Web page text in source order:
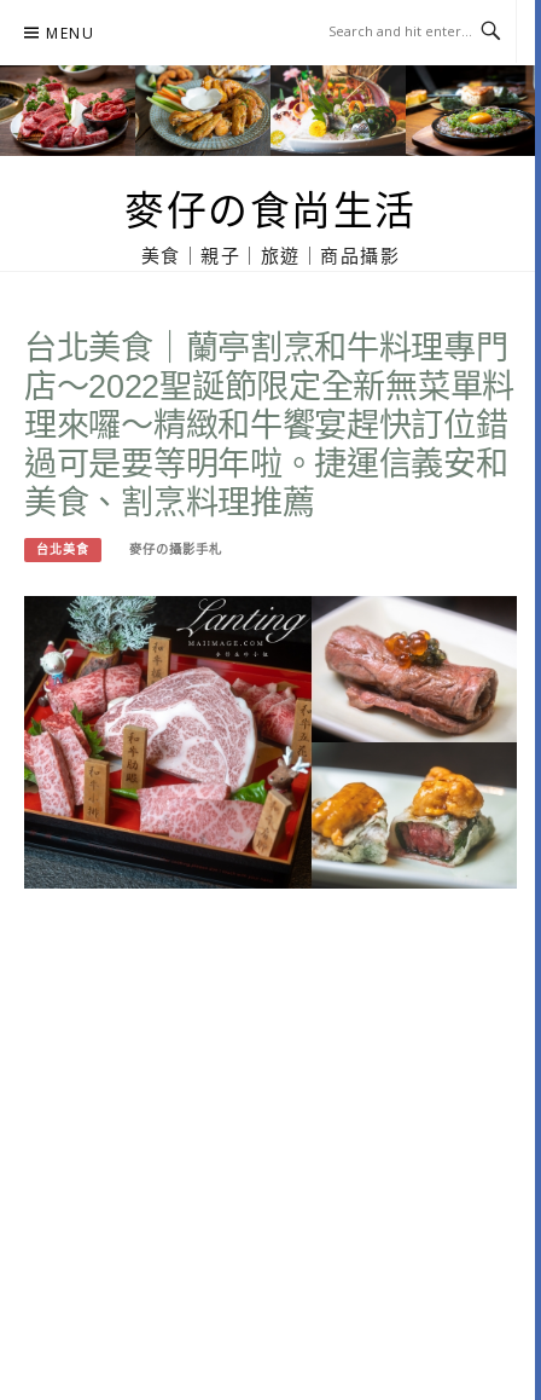
content
MENU
麥仔の食尚生活
美食｜親子｜旅遊｜商品攝影
台北美食｜蘭亭割烹和牛料理專門
店～2022聖誕節限定全新無菜單料
理來囉～精緻和牛饗宴趕快訂位錯
過可是要等明年啦。捷運信義安和
美食、割烹料理推薦
台北美食 麥仔の攝影手札